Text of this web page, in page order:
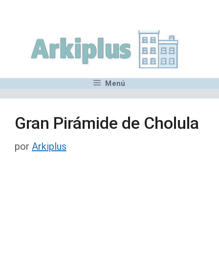
contenido
Menú
Gran Pirámide de Cholula
por Arkiplus